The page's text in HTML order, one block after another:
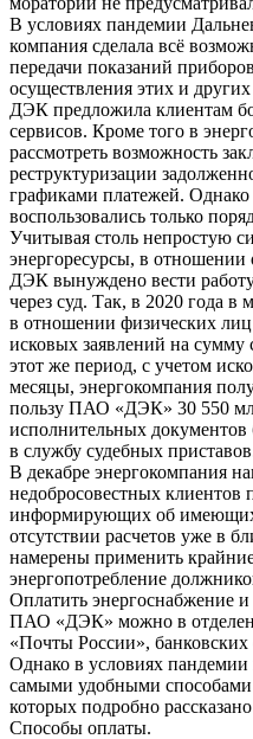
В условиях пандемии
компания сделала всё
передачи показаний
осуществления этих и
ДЭК предложила клиентам
сервисов. Кроме того в
рассмотреть возможность
реструктуризации
графиками платежей.
воспользовались только
Учитывая столь непростую
энергоресурсы, в отношении
ДЭК вынуждено вести
через суд. Так, в 2020 года
в отношении физических
исковых заявлений на
этот же период, с учетом
месяцы, энергокомпания
пользу ПАО «ДЭК» 30 550
исполнительных
в службу судебных
В декабре энергокомпания
недобросовестных клиентов
информирующих об
отсутствии расчетов уже в
намерены применить
энергопотребление
Оплатить энергоснабжение
ПАО «ДЭК» можно в
«Почты России», банковских
Однако в условиях
самыми удобными способами
которых подробно
Способы оплаты.